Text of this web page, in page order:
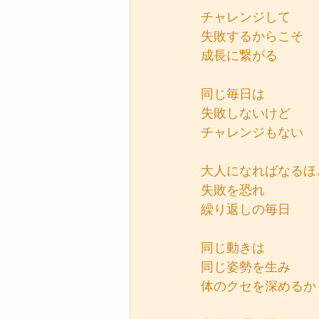
チャレンジして
失敗するからこそ
成長に繋がる
同じ毎日は
失敗しないけど
チャレンジもない
大人になればなるほ
失敗を恐れ
繰り返しの毎日
同じ動きは
同じ姿勢を生み
体のクセを深めるか